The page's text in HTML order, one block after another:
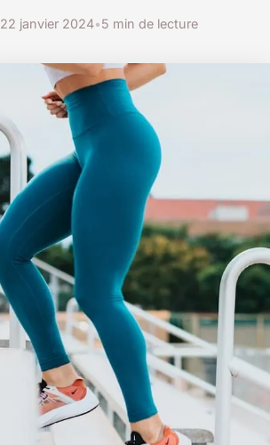
22 janvier 2024•5 min de lecture